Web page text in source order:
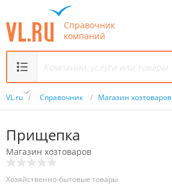
Справочник
компаний
VL.ru / Справочник / Магазин хозтоваров
Прищепка
Магазин хозтоваров
Хозяйственно-бытовые товары